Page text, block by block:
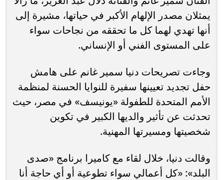
يمثلان مصدر الإلهام الأكبر في حياتها، مشيرة إلى
أنها تهدي لهما كل ما تحققه من نجاحات سواء
على المستوى الفني أو الإنساني.
وجاءت تصريحات دنيا سمير غانم على هامش
حفل تجديد تعيينها سفيرة للنوايا الحسنة لمنظمة
الأمم المتحدة للطفولة «يونيسف» في مصر، حيث
تحدثت عن تأثير والديها الكبير في تكوين
شخصيتها ومسيرتها المهنية.
وقالت دنيا، خلال لقاء مع كاميرا برنامج «صدى
البلد»: «كل أعمالي سواء تطوعية أو أي حاجة أنا